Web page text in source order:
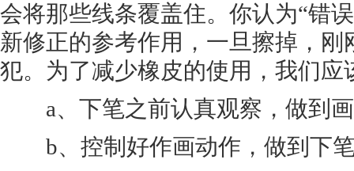
会将那些线条覆盖住。你认为“错
新修正的参考作用，一旦擦掉，
犯。为了减少橡皮的使用，我们应
a、下笔之前认真观察，做到画
b、控制好作画动作，做到下